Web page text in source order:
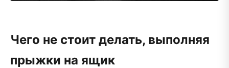
Чего не стоит делать, выполняя
прыжки на ящик